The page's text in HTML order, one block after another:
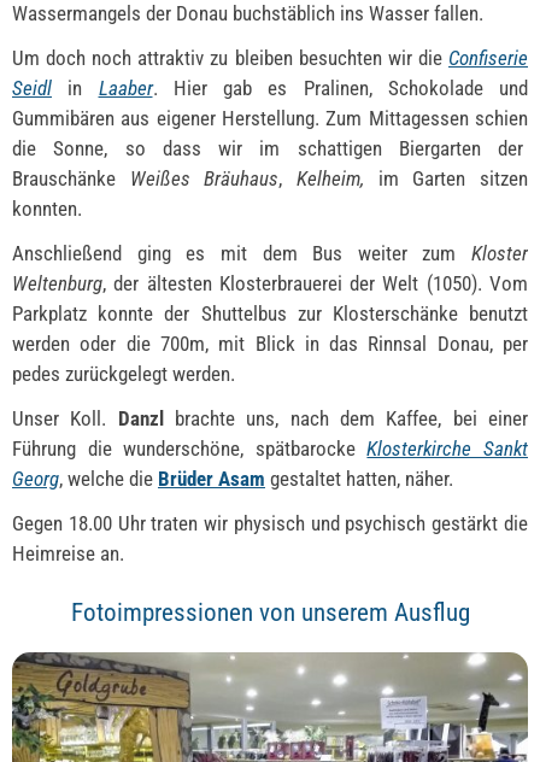
Wassermangels der Donau buchstäblich ins Wasser fallen.
Um doch noch attraktiv zu bleiben besuchten wir die Confiserie
Seidl in Laaber. Hier gab es Pralinen, Schokolade und
Gummibären aus eigener Herstellung. Zum Mittagessen schien
die Sonne, so dass wir im schattigen Biergarten der
Brauschänke Weißes Bräuhaus,Kelheim, im Garten sitzen
konnten.
Anschließend ging es mit dem Bus weiter zum Kloster
Weltenburg, der ältesten Klosterbrauerei der Welt (1050). Vom
Parkplatz konnte der Shuttelbus zur Klosterschänke benutzt
werden oder die 700m, mit Blick in das Rinnsal Donau, per
pedes zurückgelegt werden.
Unser Koll. Danzl
brachte uns, nach dem Kaffee, bei einer
Führung die wunderschöne, spätbarockeKlosterkirche Sankt
Georg, welche die Brüder Asam gestaltet hatten, näher.
Gegen 18.00 Uhr traten wir physisch und psychisch gestärkt die
Heimreise an.
Fotoimpressionen von unserem Ausflug